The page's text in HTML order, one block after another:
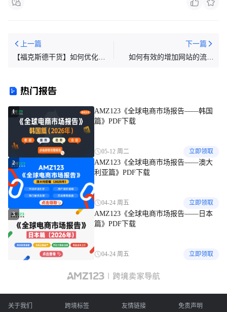
上一篇
【福克斯德干货】如何优化
下一篇
如何有效的增加网站的流量
热门报告
1
AMZ123《全球电商市场报告——韩国
篇》PDF下载
05-12 周二 立即领取
2
AMZ123《全球电商市场报告——澳大
利亚篇》PDF下载
04-24 周五 立即领取
3
AMZ123《全球电商市场报告——日本
篇》PDF下载
04-24 周五 立即领取
关于我们 跨境标签 友情链接 免责声明